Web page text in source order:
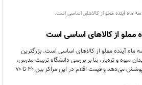
سه ماه آینده مملو از کالاهای اساسی است.
ماه آینده مملو از کالاهای اساسی است. بزرگترین
توزیع پایتخت، یعنی ۳۱۵ میدان میوه و تره‌بار، بنا بر بررسی دانشگاه تربیت مدرس،
بالغ بر ۵۵ درصد از خرید مردم را پوشش می‌دهد و قیمت اقلام در این مراکز بین ۳۰ تا ۷۰